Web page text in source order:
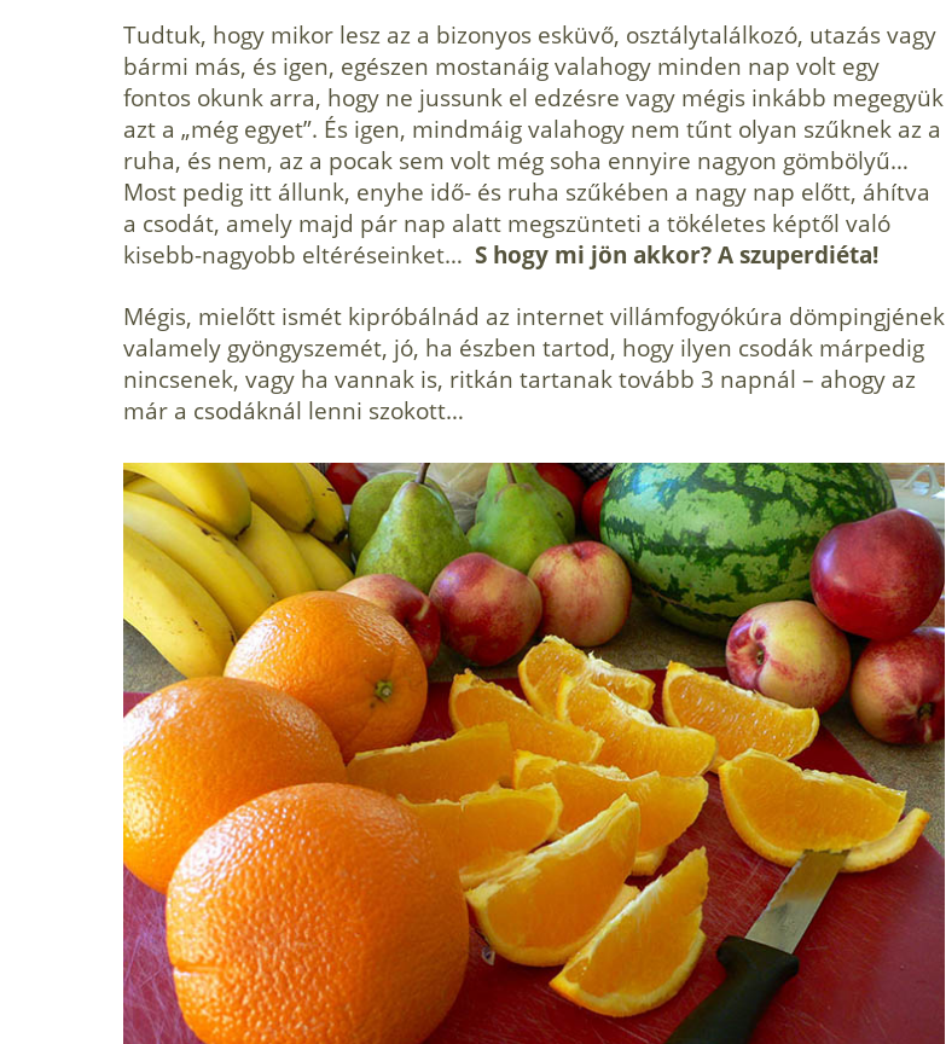
Tudtuk, hogy mikor lesz az a bizonyos esküvő, osztálytalálkozó, utazás vagy
bármi más, és igen, egészen mostanáig valahogy minden nap volt egy
fontos okunk arra, hogy ne jussunk el edzésre vagy mégis inkább megegyük
azt a „még egyet”. És igen, mindmáig valahogy nem tűnt olyan szűknek az a
ruha, és nem, az a pocak sem volt még soha ennyire nagyon gömbölyű…
Most pedig itt állunk, enyhe idő- és ruha szűkében a nagy nap előtt, áhítva
a csodát, amely majd pár nap alatt megszünteti a tökéletes képtől való
kisebb-nagyobb eltéréseinket… S hogy mi jön akkor? A szuperdiéta!
Mégis, mielőtt ismét kipróbálnád az internet villámfogyókúra dömpingjének
valamely gyöngyszemét, jó, ha észben tartod, hogy ilyen csodák márpedig
nincsenek, vagy ha vannak is, ritkán tartanak tovább 3 napnál – ahogy az
már a csodáknál lenni szokott…